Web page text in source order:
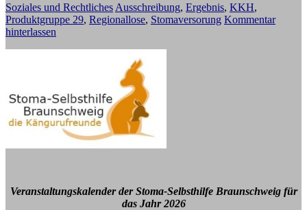
Soziales und Rechtliches Ausschreibung, Ergebnis, KKH,
Produktgruppe 29, Regionallose, Stomaversorung Kommentar
hinterlassen
Veranstaltungskalender der Stoma-Selbsthilfe Braunschweig für
das Jahr 2026